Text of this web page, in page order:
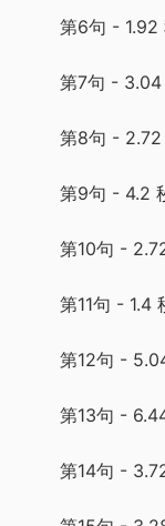
第6句 - 1.92
第7句 - 3.04
第8句 - 2.72
第9句 - 4.2
第10句 -
第11句 - 1.4
第12句 -
第13句 -
第14句 -